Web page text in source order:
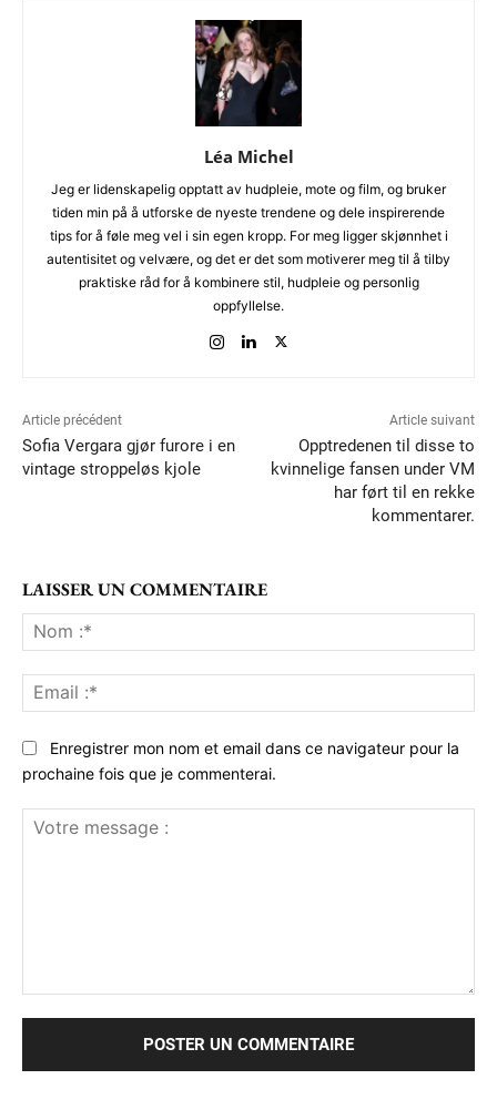
Léa Michel
Jeg er lidenskapelig opptatt av hudpleie, mote og film, og bruker
tiden min på å utforske de nyeste trendene og dele inspirerende
tips for å føle meg vel i sin egen kropp. For meg ligger skjønnhet i
autentisitet og velvære, og det er det som motiverer meg til å tilby
praktiske råd for å kombinere stil, hudpleie og personlig
oppfyllelse.
Article précédent
Sofia Vergara gjør furore i en
vintage stroppeløs kjole
Article suivant
Opptredenen til disse to
kvinnelige fansen under VM
har ført til en rekke
kommentarer.
LAISSER UN COMMENTAIRE
:*
:*
Enregistrer mon nom et email dans ce navigateur pour la
prochaine fois que je commenterai.